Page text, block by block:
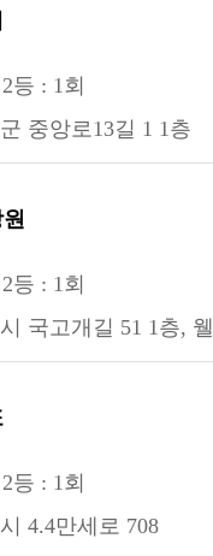
등 : 1회
중앙로13길 1 1층
등 : 1회
국고개길 51 1층,
등 : 1회
4.4만세로 708